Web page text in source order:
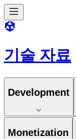
기술 자료
Development
Monetization